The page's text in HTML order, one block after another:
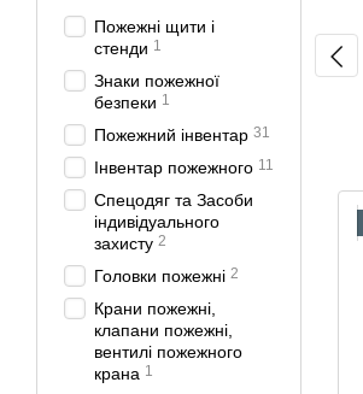
Пожежні щити і
стенди 1
Знаки пожежної
безпеки 1
Пожежний інвентар 31
Інвентар пожежного 11
Спецодяг та Засоби
індивідуального
захисту 2
Головки пожежні 2
Крани пожежні,
клапани пожежні,
вентилі пожежного
крана 1